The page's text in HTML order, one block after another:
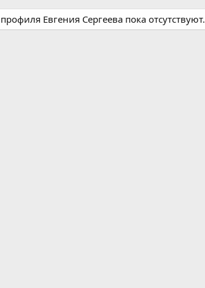
Евгения Сергеева пока отсутствуют.